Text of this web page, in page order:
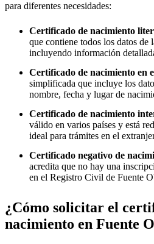
para diferentes necesidades:
Certificado de nacimiento
que contiene todos los datos
incluyendo información
Certificado de nacimiento en
simplificada que incluye los
nombre, fecha y lugar de
Certificado de nacimiento
válido en varios países y está
ideal para trámites en el
Certificado negativo de
acredita que no hay una
en el Registro Civil de Fuente
¿Cómo solicitar el
nacimiento en Fuente